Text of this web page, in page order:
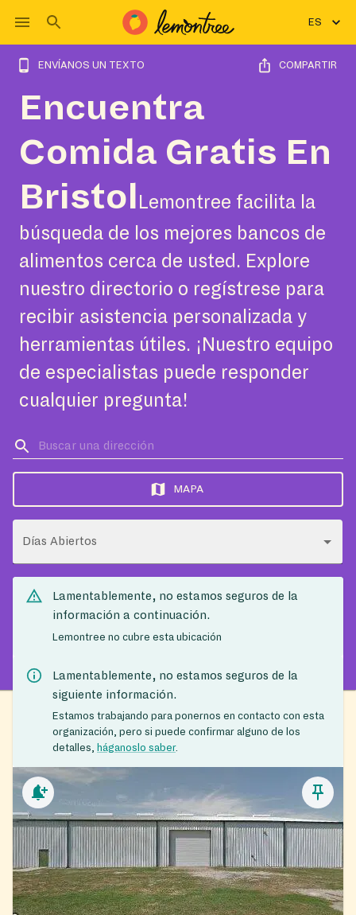
ES
ENVÍANOS UN TEXTO COMPARTIR
Encuentra
Comida Gratis En
Bristol
Lemontree facilita la
búsqueda de los mejores bancos de
alimentos cerca de usted. Explore
nuestro directorio o regístrese para
recibir asistencia personalizada y
herramientas útiles. ¡Nuestro equipo
de especialistas puede responder
cualquier pregunta!
MAPA
Días Abiertos
Lamentablemente, no estamos seguros de la
información a continuación.
Lemontree no cubre esta ubicación
Lamentablemente, no estamos seguros de la
siguiente información.
Estamos trabajando para ponernos en contacto con esta
organización, pero si puede confirmar alguno de los
detalles, háganoslo saber.